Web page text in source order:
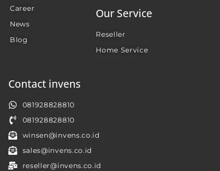
Career
News
Blog
Our Service
Reseller
Home Service
Contact invens
081928828810
081928828810
winsen@invens.co.id
sales@invens.co.id
reseller@invens.co.id